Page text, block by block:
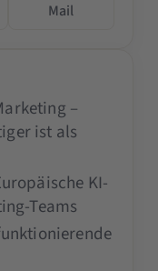
Mail
–
ist als
KI-
Teams